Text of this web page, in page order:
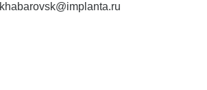
khabarovsk@implanta.ru